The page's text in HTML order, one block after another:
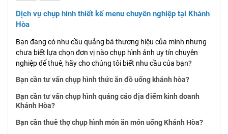
Dịch vụ chụp hình thiết kế menu chuyên nghiệp tại Khánh
Hòa
Bạn đang có nhu cầu quảng bá thương hiệu của mình nhưng
chưa biết lựa chọn đơn vị nào chụp hình ảnh uy tín chuyên
nghiệp để thuê, hãy cho chúng tôi biết nhu cầu của bạn?
Bạn cần tư vấn chụp hình thức ăn đồ uống khánh hòa?
Bạn cần tư vấn chụp hình quảng cáo địa điểm kinh doanh
Khánh Hòa?
Bạn cần thuê thợ chụp hình món ăn món uống Khánh Hòa?